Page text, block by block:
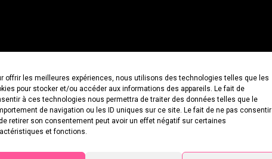
offrir les meilleures expériences, nous utilisons des technologies telles que les
pour stocker et/ou accéder aux informations des appareils. Le fait de
à ces technologies nous permettra de traiter des données telles que le
de navigation ou les ID uniques sur ce site. Le fait de ne pas consentir
retirer son consentement peut avoir un effet négatif sur certaines
et fonctions.